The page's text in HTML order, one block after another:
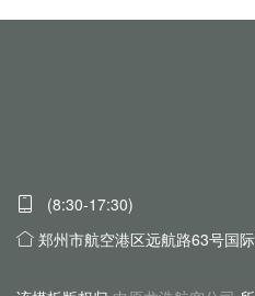
(8:30-17:30)
郑州市航空港区远航路63号国